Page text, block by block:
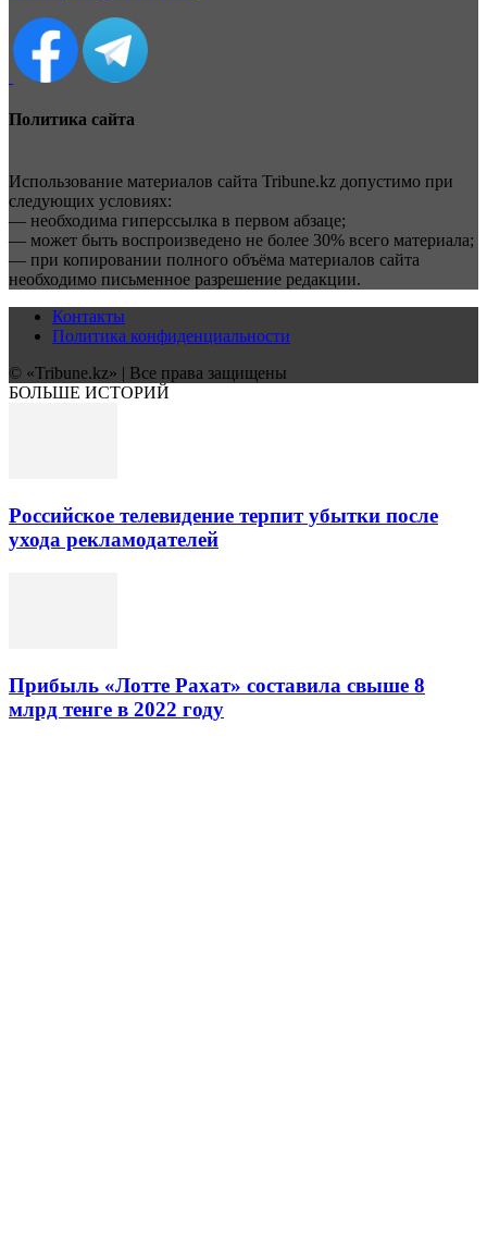
Политика сайта
Использование материалов сайта Tribune.kz допустимо при
следующих условиях:
— необходима гиперссылка в первом абзаце;
— может быть воспроизведено не более 30% всего материала;
— при копировании полного объёма материалов сайта
необходимо письменное разрешение редакции.
Контакты
Политика конфиденциальности
© «Tribune.kz» | Все права защищены
БОЛЬШЕ ИСТОРИЙ
Российское телевидение терпит убытки после
ухода рекламодателей
Прибыль «Лотте Рахат» составила свыше 8
млрд тенге в 2022 году